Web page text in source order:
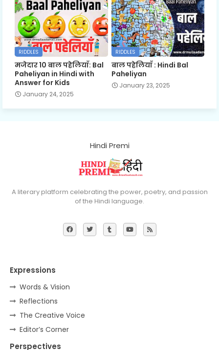
RIDDLES
मजेदार 10 बाल पहेलियाँ: Bal
Paheliyan in Hindi with
Answer for Kids
January 24, 2025
RIDDLES
बाल पहेलियाँ : Hindi Bal
Paheliyan
January 23, 2025
Hindi Premi
A literary platform celebrating the power, poetry, and passion
of the Hindi language.
Expressions
Words & Vision
Reflections
The Creative Voice
Editor’s Corner
Perspectives